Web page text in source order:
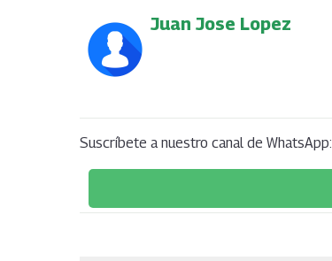
Juan Jose Lopez
Suscríbete a nuestro canal de WhatsApp: